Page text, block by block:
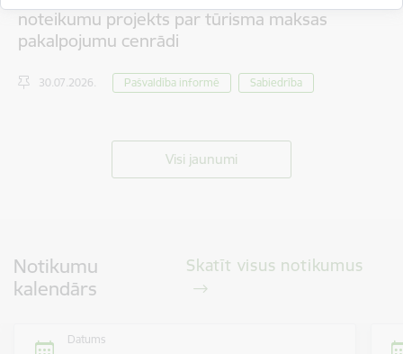
noteikumu projekts par tūrisma maksas
pakalpojumu cenrādi
30.07.2026. Pašvaldība informē Sabiedrība
Visi jaunumi
Notikumu
kalendārs
Skatīt visus notikumus
Datums